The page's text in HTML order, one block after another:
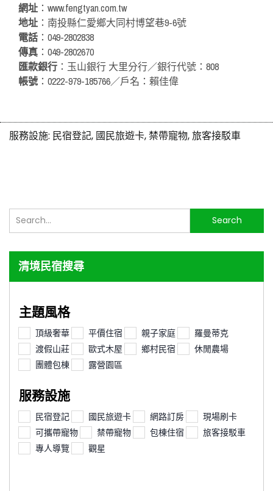
網址 ：www.fengtyan.com.tw
地址 ：南投縣仁愛鄉大同村博望巷9-6號
電話 ：049-2802838
傳真 ：049-2802670
匯款銀行 ：玉山銀行 大里分行／銀行代號：808
帳號 ：0222-979-185766／戶名：賴佳偉
服務設施: 民宿登記, 國民旅遊卡, 禁帶寵物, 旅客接駁車
搜
尋...
Search
清境民宿搜尋
主題風格
頂級奢華 平價住宿 親子家庭
羅曼蒂克
渡假山莊
歐式木屋 鄉村民宿
休閒農場
團體包棟
露營園區
服務設施
民宿登記 國民旅遊卡 網路訂房
現場刷卡
可攜帶寵物
禁帶寵物 包棟住宿
旅客接駁車
專人導覽
觀星